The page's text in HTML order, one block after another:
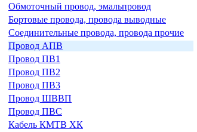
Обмоточный провод, эмальпровод
Бортовые провода, провода выводные
Соединительные провода, провода прочие
Провод АПВ
Провод ПВ1
Провод ПВ2
Провод ПВ3
Провод ШВВП
Провод ПВС
Кабель КМТВ ХК